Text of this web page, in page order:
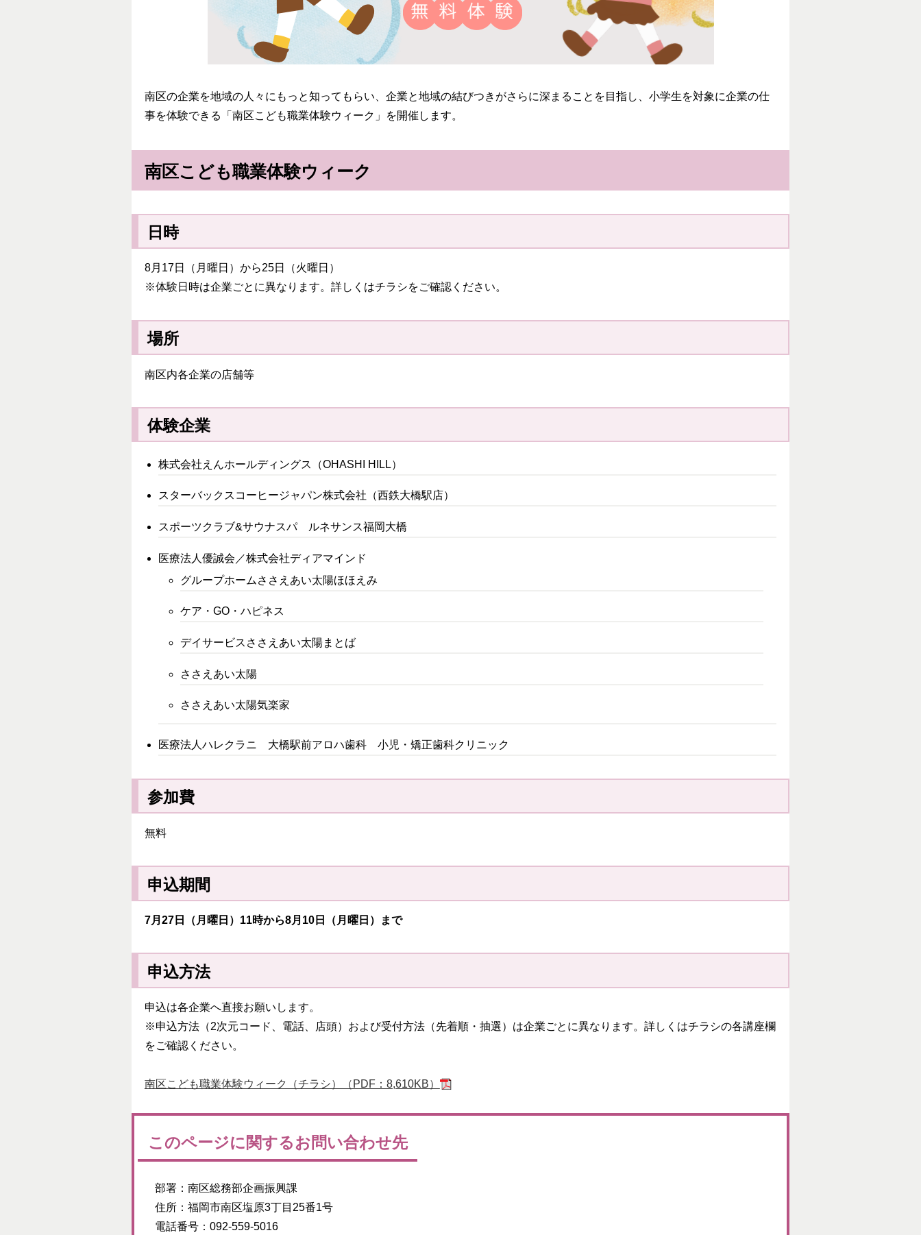
南区の企業を地域の人々にもっと知ってもらい、企業と地域の結びつきがさらに深まることを目指し、小学生を対象に企業の仕
事を体験できる「南区こども職業体験ウィーク」を開催します。
南区こども職業体験ウィーク
日時
8月17日（月曜日）から25日（火曜日）
※体験日時は企業ごとに異なります。詳しくはチラシをご確認ください。
場所
南区内各企業の店舗等
体験企業
株式会社えんホールディングス（OHASHI HILL）
スターバックスコーヒージャパン株式会社（西鉄大橋駅店）
スポーツクラブ&サウナスパ ルネサンス福岡大橋
医療法人優誠会／株式会社ディアマインド
グループホームささえあい太陽ほほえみ
ケア・GO・ハピネス
デイサービスささえあい太陽まとば
ささえあい太陽
ささえあい太陽気楽家
医療法人ハレクラニ 大橋駅前アロハ歯科 小児・矯正歯科クリニック
参加費
無料
申込期間
7月27日（月曜日）11時から8月10日（月曜日）まで
申込方法
申込は各企業へ直接お願いします。
※申込方法（2次元コード、電話、店頭）および受付方法（先着順・抽選）は企業ごとに異なります。詳しくはチラシの各講座欄
をご確認ください。
南区こども職業体験ウィーク（チラシ）（PDF：8,610KB）
このページに関するお問い合わせ先
部署： 南区総務部企画振興課
住所： 福岡市南区塩原3丁目25番1号
電話番号： 092-559-5016